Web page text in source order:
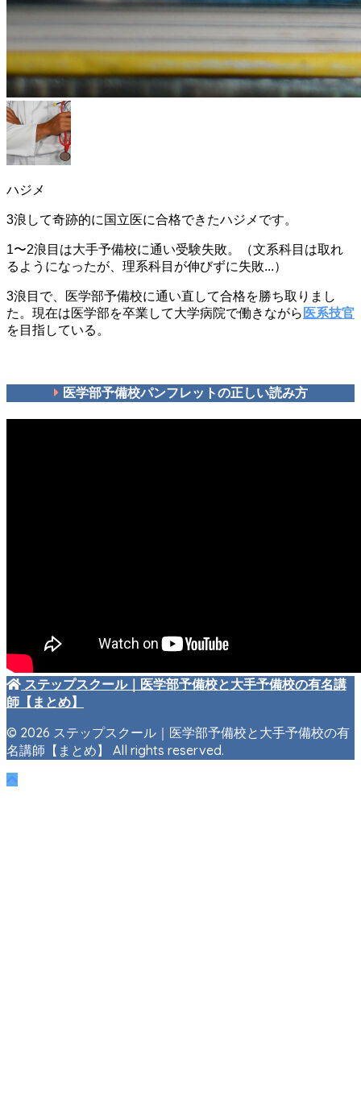
ハジメ
3浪して奇跡的に国立医に合格できたハジメです。
1〜2浪目は大手予備校に通い受験失敗。（文系科目は取れ
るようになったが、理系科目が伸びずに失敗...）
3浪目で、医学部予備校に通い直して合格を勝ち取りまし
た。現在は医学部を卒業して大学病院で働きながら 医系技官
を目指している。
医学部予備校パンフレットの正しい読み方
ステップスクール｜医学部予備校と大手予備校の有名講
師【まとめ】
© 2026 ステップスクール｜医学部予備校と大手予備校の有
名講師【まとめ】 All rights reserved.